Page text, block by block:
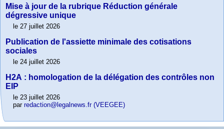
Mise à jour de la rubrique Réduction générale
dégressive unique
le 27 juillet 2026
Publication de l'assiette minimale des cotisations
sociales
le 24 juillet 2026
H2A : homologation de la délégation des contrôles non
EIP
le 23 juillet 2026
par redaction@legalnews.fr (VEEGEE)